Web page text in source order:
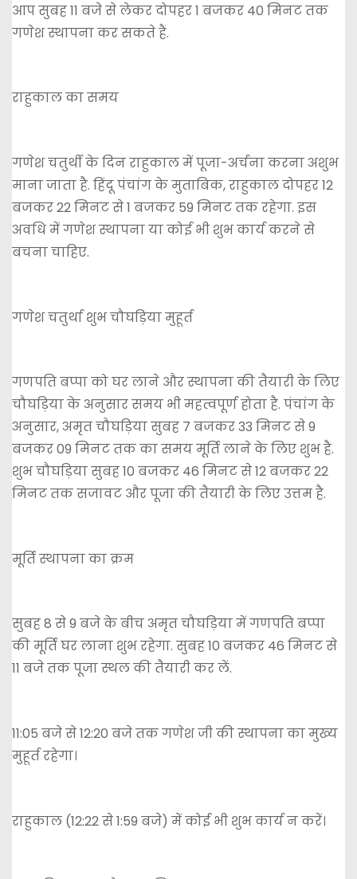
आप सुबह 11 बजे से लेकर दोपहर 1 बजकर 40 मिनट तक
गणेश स्थापना कर सकते हैं.
राहुकाल का समय
गणेश चतुर्थी के दिन राहुकाल में पूजा-अर्चना करना अशुभ
माना जाता है. हिंदू पंचांग के मुताबिक, राहुकाल दोपहर 12
बजकर 22 मिनट से 1 बजकर 59 मिनट तक रहेगा. इस
अवधि में गणेश स्थापना या कोई भी शुभ कार्य करने से
बचना चाहिए.
गणेश चतुर्था शुभ चौघड़िया मुहूर्त
गणपति बप्पा को घर लाने और स्थापना की तैयारी के लिए
चौघड़िया के अनुसार समय भी महत्वपूर्ण होता है. पंचांग के
अनुसार, अमृत चौघड़िया सुबह 7 बजकर 33 मिनट से 9
बजकर 09 मिनट तक का समय मूर्ति लाने के लिए शुभ है.
शुभ चौघड़िया सुबह 10 बजकर 46 मिनट से 12 बजकर 22
मिनट तक सजावट और पूजा की तैयारी के लिए उत्तम है.
मूर्ति स्थापना का क्रम
सुबह 8 से 9 बजे के बीच अमृत चौघड़िया में गणपति बप्पा
की मूर्ति घर लाना शुभ रहेगा. सुबह 10 बजकर 46 मिनट से
11 बजे तक पूजा स्थल की तैयारी कर लें.
11:05 बजे से 12:20 बजे तक गणेश जी की स्थापना का मुख्य
मुहूर्त रहेगा।
राहुकाल (12:22 से 1:59 बजे) में कोई भी शुभ कार्य न करें।